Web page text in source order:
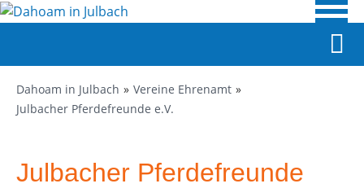
Dahoam in Julbach
Vereine Ehrenamt
Julbacher Pferdefreunde e.V.
Julbacher Pferdefreunde